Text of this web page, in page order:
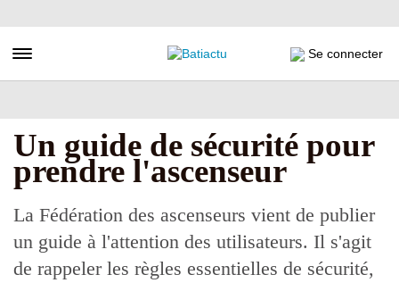
au
principal
Toggle navigation Se connecter
Un guide de sécurité pour
prendre l'ascenseur
La Fédération des ascenseurs vient de publier
un guide à l'attention des utilisateurs. Il s'agit
de rappeler les règles essentielles de sécurité,